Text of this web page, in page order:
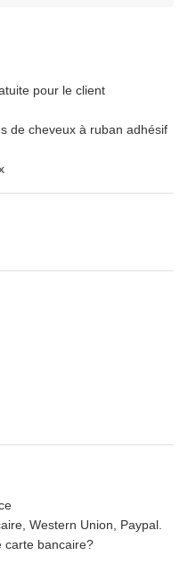
pour le client
de cheveux à ruban adhésif
Western Union, Paypal.
carte bancaire?